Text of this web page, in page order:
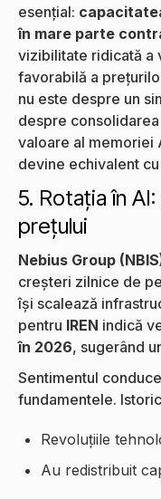
esențial:
în mare parte
vizibilitate ridicată a
favorabilă a
nu este despre un
despre
valoare al memoriei
devine echivalent
5. Rotația în
prețului
Nebius Group
creșteri zilnice de
își scalează
pentru IREN indică
în 2026, sugerând
Sentimentul
fundamentele.
Revoluțiile
Au redistribuit